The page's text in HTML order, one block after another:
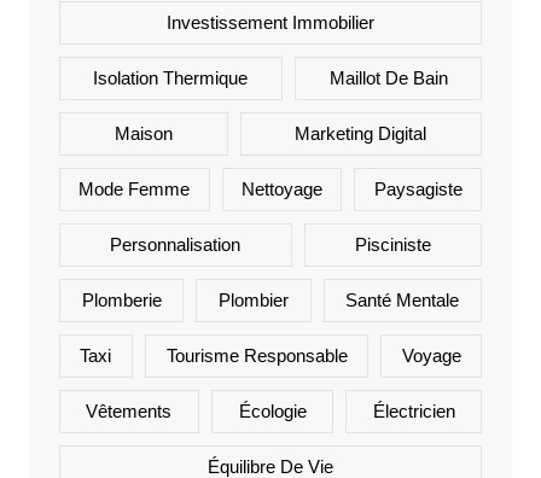
Investissement Immobilier
Isolation Thermique Maillot De Bain
Maison Marketing Digital
Mode Femme Nettoyage Paysagiste
Personnalisation Pisciniste
Plomberie Plombier Santé Mentale
Taxi Tourisme Responsable Voyage
Vêtements Écologie Électricien
Équilibre De Vie